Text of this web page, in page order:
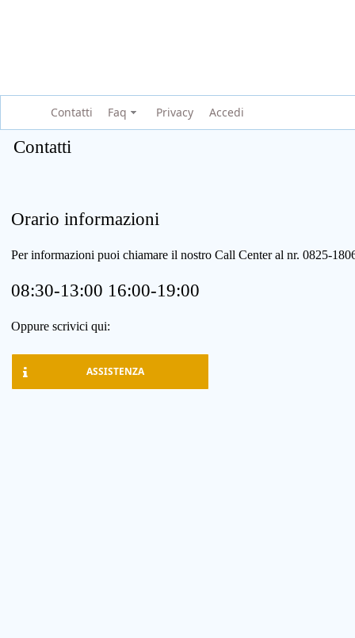
Contatti Faq Privacy Accedi
Contatti
Orario informazioni
Per informazioni puoi chiamare il nostro Call Center al nr. 0825-
08:30-13:00 16:00-19:00
Oppure scrivici qui:
ASSISTENZA